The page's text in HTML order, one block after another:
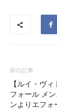
前の記事
【ルイ・ヴ
フォール メ
ンよりエフォ